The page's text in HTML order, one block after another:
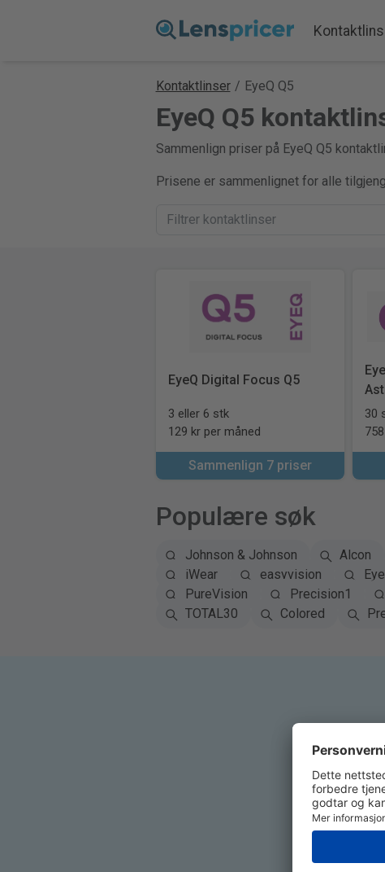
Kontaktlinser / EyeQ Q5
EyeQ Q5
Sammenlign priser på EyeQ Q5
Prisene er sammenlignet for alle
EyeQ Digital Focus Q5
3 eller 6 stk
129 kr per måned
Sammenlign 7 priser
30
Populære søk
Johnson & Johnson Alcon
iWear
easyvision
PureVision
Precision1
TOTAL30
Colored